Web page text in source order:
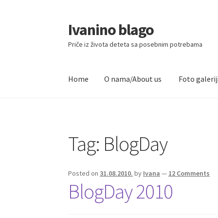
Skip
to
navigation
Skip
to
content
Ivanino blago
Priče iz života deteta sa posebnim potrebama
Home O nama/About us Foto
Tag: BlogDay
Posted on 31.08.2010. by Ivana — 12 Comments
BlogDay 2010